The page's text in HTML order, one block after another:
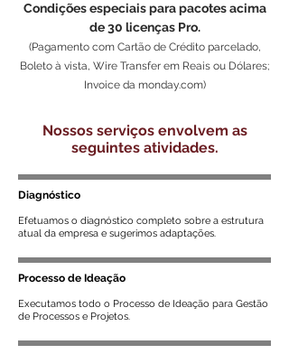
Condições especiais para pacotes acima
de 30 licenças Pro.
(Pagamento com Cartão de Crédito parcelado,
Boleto à vista, Wire Transfer em Reais ou Dólares;
Invoice da monday.com)
Nossos serviços envolvem as
seguintes atividades.
Diagnóstico
Efetuamos o diagnóstico completo sobre a estrutura
atual da empresa e sugerimos adaptações.
Processo de Ideação
​Executamos todo o Processo de Ideação para Gestão
de Processos e Projetos.